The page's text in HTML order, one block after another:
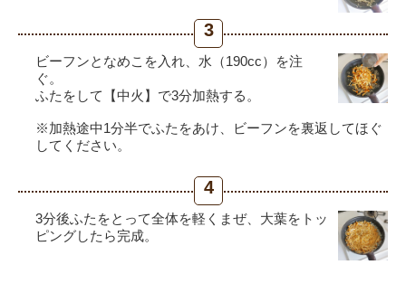
3
ビーフンとなめこを入れ、水（190cc）を注
ぐ。
ふたをして【中火】で3分加熱する。
※加熱途中1分半でふたをあけ、ビーフンを裏返してほぐ
してください。
4
3分後ふたをとって全体を軽くまぜ、大葉をトッ
ピングしたら完成。